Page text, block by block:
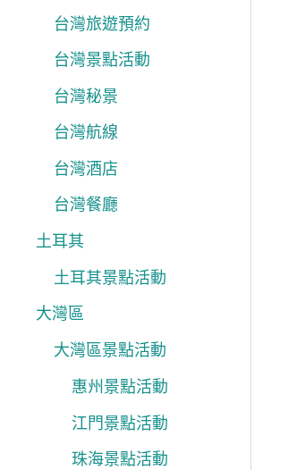
台灣旅遊預約
台灣景點活動
台灣秘景
台灣航線
台灣酒店
台灣餐廳
土耳其
土耳其景點活動
大灣區
大灣區景點活動
惠州景點活動
江門景點活動
珠海景點活動